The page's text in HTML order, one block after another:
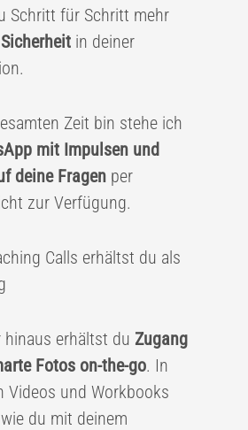
Schritt für Schritt mehr
in deiner
Zeit bin stehe ich
mit Impulsen und
deine Fragen per
zur Verfügung.
Calls erhältst du als
hinaus erhältst du Zugang
Fotos on-the-go. In
Videos und Workbooks
du mit deinem